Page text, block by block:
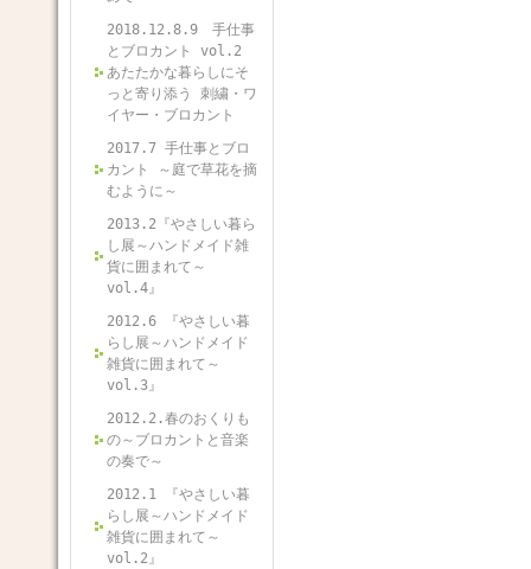
2018.12.8.9 手仕事
とブロカント vol.2
あたたかな暮らしにそ
っと寄り添う 刺繍・ワ
イヤー・ブロカント
2017.7 手仕事とブロ
カント ～庭で草花を摘
むように～
2013.2『やさしい暮ら
し展～ハンドメイド雑
貨に囲まれて～
vol.4』
2012.6 『やさしい暮
らし展～ハンドメイド
雑貨に囲まれて～
vol.3』
2012.2.春のおくりも
の～ブロカントと音楽
の奏で～
2012.1 『やさしい暮
らし展～ハンドメイド
雑貨に囲まれて～
vol.2』